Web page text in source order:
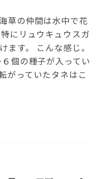
草の仲間は水中で花
にリュウキュウスガ
ます。 こんな感じ。
個の種子が入ってい
がっていたタネはこ